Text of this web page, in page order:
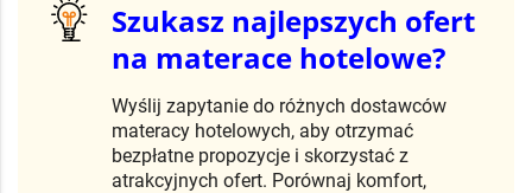
Szukasz najlepszych ofert
na materace hotelowe?
Wyślij zapytanie do różnych dostawców
materacy hotelowych, aby otrzymać
bezpłatne propozycje i skorzystać z
atrakcyjnych ofert. Porównaj komfort,